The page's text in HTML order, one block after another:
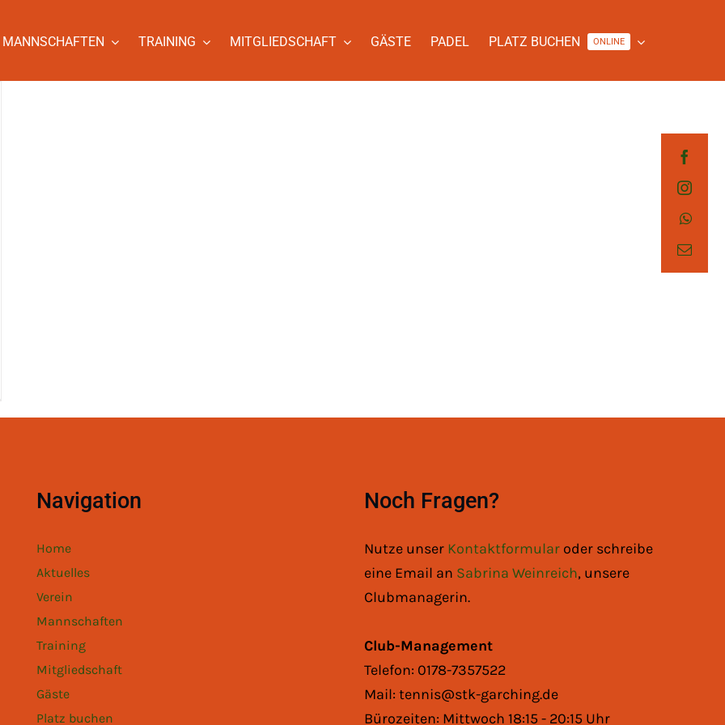
MANNSCHAFTEN TRAINING MITGLIEDSCHAFT GÄSTE PADEL PLATZ BUCHEN ONLINE
Navigation
Home
Aktuelles
Verein
Mannschaften
Training
Mitgliedschaft
Gäste
Platz buchen
Noch Fragen?
Nutze unser Kontaktformular oder schreibe
eine Email an Sabrina Weinreich, unsere
Clubmanagerin.
Club-Management
Telefon: 0178-7357522
Mail: tennis@stk-garching.de
Bürozeiten: Mittwoch 18:15 - 20:15 Uhr